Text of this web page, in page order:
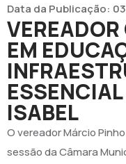
Data da Publicação:
EM
ISABEL
O vereador Márcio
sessão da Câmara